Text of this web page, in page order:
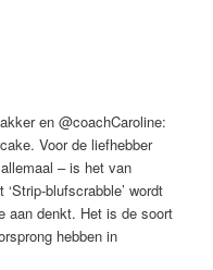
en @coachCaroline:
Voor de liefhebber
– is het van
blufscrabble’ wordt
aan denkt. Het is de soort
hebben in